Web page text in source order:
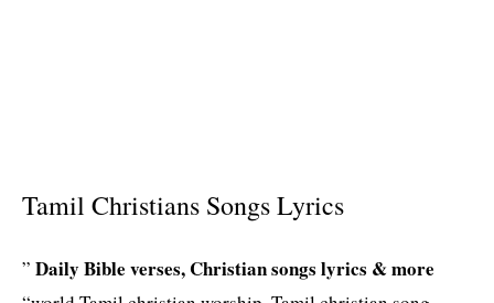
Tamil Christians Songs Lyrics
” Daily Bible verses, Christian songs lyrics & more